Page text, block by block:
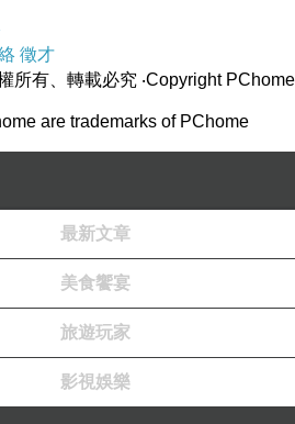
徵才
所有、轉載必究 ‧Copyright PChome
are trademarks of PChome
最新文章
美食饗宴
旅遊玩家
影視娛樂